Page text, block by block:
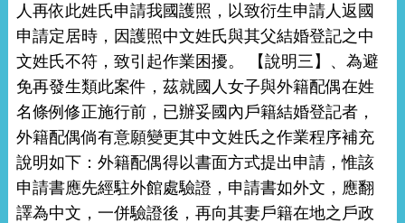
人再依此姓氏申請我國護照，以致衍生申請人返國
申請定居時，因護照中文姓氏與其父結婚登記之中
文姓氏不符，致引起作業困擾。 【說明三】、為避
免再發生類此案件，茲就國人女子與外籍配偶在姓
名條例修正施行前，已辦妥國內戶籍結婚登記者，
外籍配偶倘有意願變更其中文姓氏之作業程序補充
說明如下：外籍配偶得以書面方式提出申請，惟該
申請書應先經駐外館處驗證，申請書如外文，應翻
譯為中文，一併驗證後，再向其妻戶籍在地之戶政